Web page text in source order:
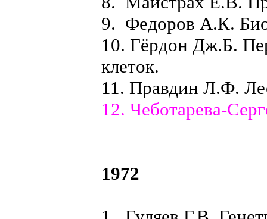
9. Федоров А.К.
10. Гёрдон Дж.Б.
клеток.
11. Правдин Л.Ф.
12. Чеботарева-
1972